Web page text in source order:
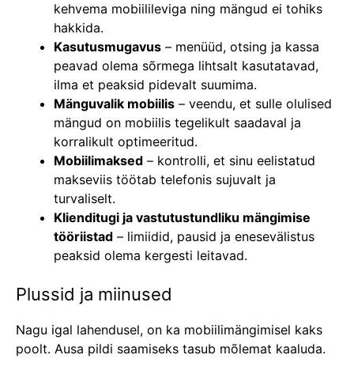
kehvema mobiilileviga ning mängud ei tohiks
hakkida.
Kasutusmugavus – menüüd, otsing ja kassa
peavad olema sõrmega lihtsalt kasutatavad,
ilma et peaksid pidevalt suumima.
Mänguvalik mobiilis – veendu, et sulle olulised
mängud on mobiilis tegelikult saadaval ja
korralikult optimeeritud.
Mobiilimaksed – kontrolli, et sinu eelistatud
makseviis töötab telefonis sujuvalt ja
turvaliselt.
Klienditugi ja vastutustundliku mängimise
tööriistad – limiidid, pausid ja enesevälistus
peaksid olema kergesti leitavad.
Plussid ja miinused
Nagu igal lahendusel, on ka mobiilimängimisel kaks
poolt. Ausa pildi saamiseks tasub mõlemat kaaluda.